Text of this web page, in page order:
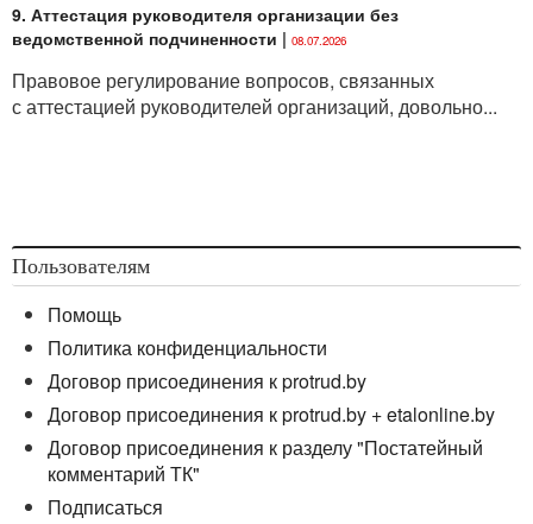
9. Аттестация руководителя организации без
ведомственной подчиненности | 08.07.2026
Правовое регулирование вопросов, связанных
с аттестацией руководителей организаций, довольно...
Пользователям
Помощь
Политика конфиденциальности
Договор присоединения к protrud.by
Договор присоединения к protrud.by + etalonline.by
Договор присоединения к разделу "Постатейный
комментарий ТК"
Подписаться